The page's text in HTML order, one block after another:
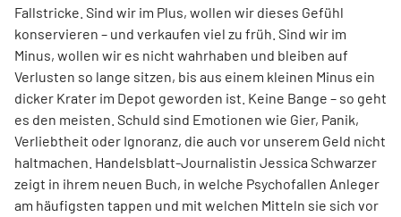
Fallstricke. Sind wir im Plus, wollen wir dieses Gefühl
konservieren – und verkaufen viel zu früh. Sind wir im
Minus, wollen wir es nicht wahrhaben und bleiben auf
Verlusten so lange sitzen, bis aus einem kleinen Minus ein
dicker Krater im Depot geworden ist. Keine Bange – so geht
es den meisten. Schuld sind Emotionen wie Gier, Panik,
Verliebtheit oder Ignoranz, die auch vor unserem Geld nicht
haltmachen. Handelsblatt-Journalistin Jessica Schwarzer
zeigt in ihrem neuen Buch, in welche Psychofallen Anleger
am häufigsten tappen und mit welchen Mitteln sie sich vor